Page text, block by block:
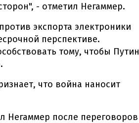
- отметил Негаммер.
экспорта электроники
перспективе.
тому, чтобы Путин
что война наносит
Негаммер после переговоров